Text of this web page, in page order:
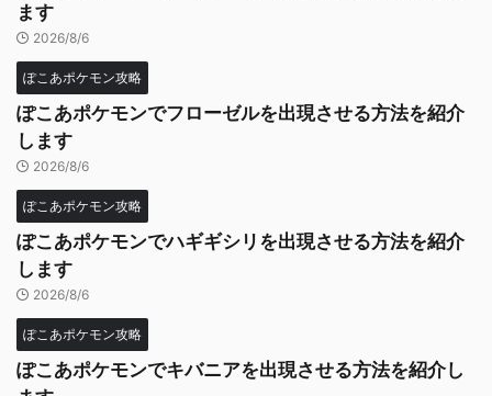
ます
2026/8/6
ぽこあポケモン攻略
ぽこあポケモンでフローゼルを出現させる方法を紹介
します
2026/8/6
ぽこあポケモン攻略
ぽこあポケモンでハギギシリを出現させる方法を紹介
します
2026/8/6
ぽこあポケモン攻略
ぽこあポケモンでキバニアを出現させる方法を紹介し